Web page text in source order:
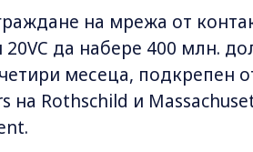
на мрежа от
да набере 400 млн.
месеца, подкрепен
на Rothschild и